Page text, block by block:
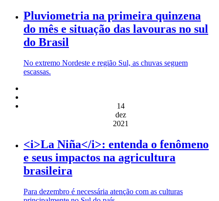
Pluviometria na primeira quinzena
do mês e situação das lavouras no sul
do Brasil
No extremo Nordeste e região Sul, as chuvas seguem
escassas.
14
dez
2021
<i>La Niña</i>: entenda o fenômeno
e seus impactos na agricultura
brasileira
Para dezembro é necessária atenção com as culturas